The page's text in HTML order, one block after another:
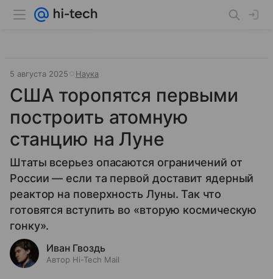
5 августа 2025 Наука
США торопятся первыми
построить атомную
станцию на Луне
Штаты всерьез опасаются ограничений от
России — если та первой доставит ядерный
реактор на поверхность Луны. Так что
готовятся вступить во «вторую космическую
гонку».
Иван Гвоздь
Автор Hi-Tech Mail